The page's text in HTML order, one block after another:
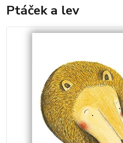
Ptáček a lev